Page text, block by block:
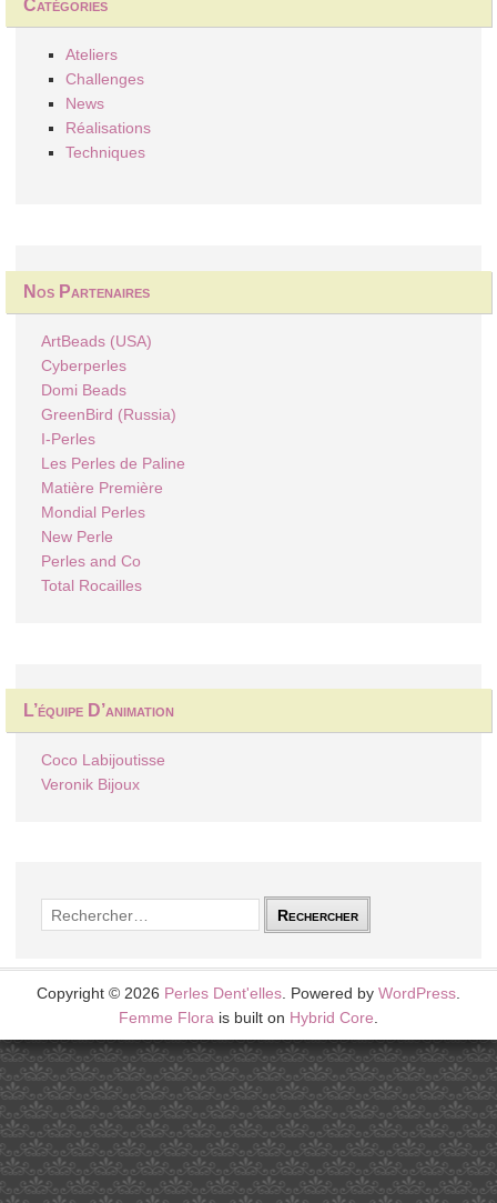
Catégories
Ateliers
Challenges
News
Réalisations
Techniques
Nos Partenaires
ArtBeads (USA)
Cyberperles
Domi Beads
GreenBird (Russia)
I-Perles
Les Perles de Paline
Matière Première
Mondial Perles
New Perle
Perles and Co
Total Rocailles
L’équipe D’animation
Coco Labijoutisse
Veronik Bijoux
Rechercher :
Copyright © 2026 Perles Dent'elles . Powered by WordPress
Femme Flora is built on Hybrid Core